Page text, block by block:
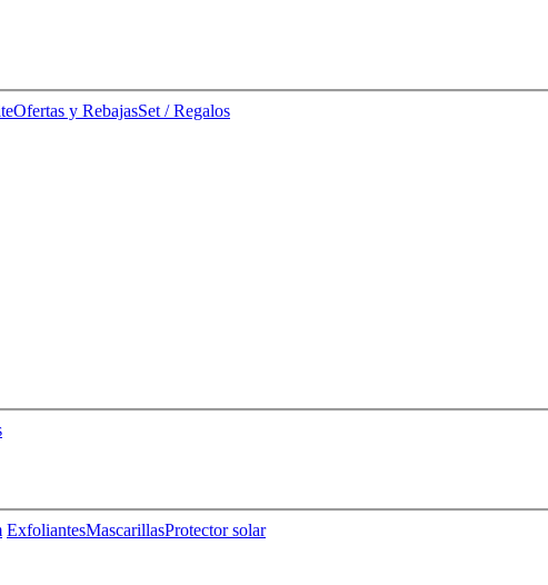
Ofertas y RebajasSet / Regalos
ExfoliantesMascarillasProtector solar